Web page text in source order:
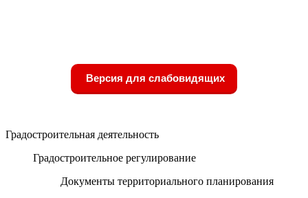
Версия для слабовидящих
Градостроительная деятельность
Градостроительное регулирование
Документы территориального планирования